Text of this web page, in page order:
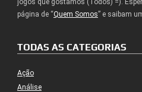
página de “Quem Somos” e saibam
TODAS AS CATEGORIAS
Ação
Análise